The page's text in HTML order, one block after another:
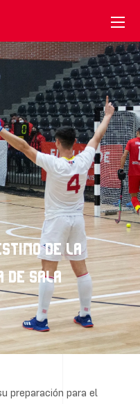
DE LA
DE SALA
preparación para el